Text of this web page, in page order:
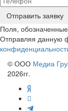
Отправить заявку
Поля,
Отправляя данную
© ООО Медиа
2026гг.